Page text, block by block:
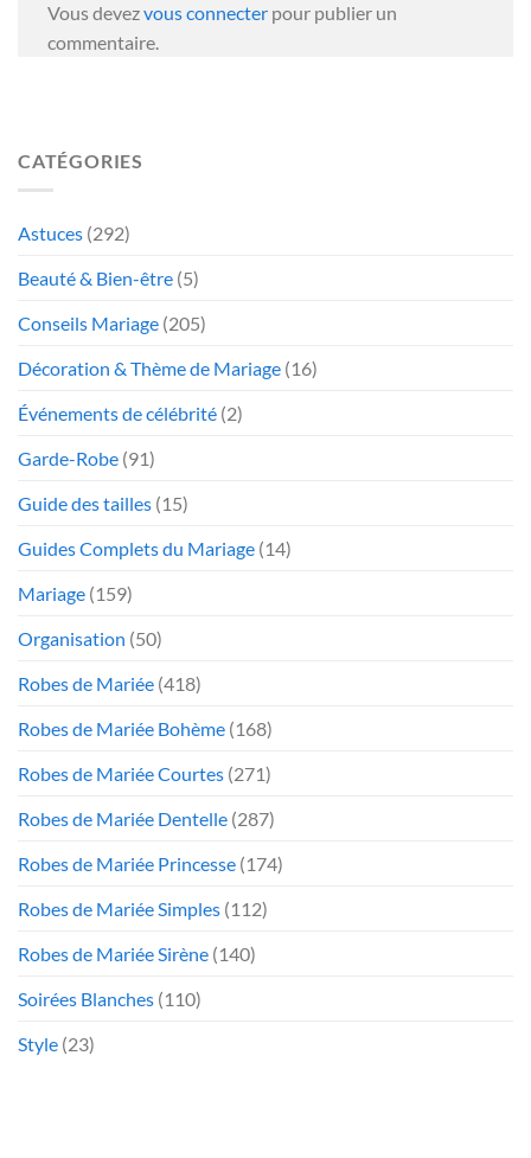
Vous devezvous connecter pour publier un
commentaire.
CATÉGORIES
Astuces (292)
Beauté & Bien-être (5)
Conseils Mariage (205)
Décoration & Thème de Mariage (16)
Événements de célébrité (2)
Garde-Robe (91)
Guide des tailles (15)
Guides Complets du Mariage (14)
Mariage (159)
Organisation (50)
Robes de Mariée (418)
Robes de Mariée Bohème (168)
Robes de Mariée Courtes (271)
Robes de Mariée Dentelle (287)
Robes de Mariée Princesse (174)
Robes de Mariée Simples (112)
Robes de Mariée Sirène (140)
Soirées Blanches (110)
Style (23)